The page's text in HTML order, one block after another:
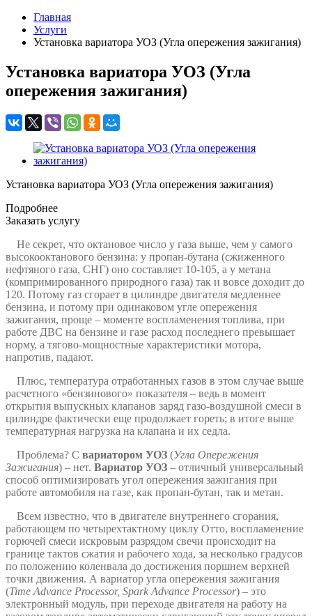
Главная
Услуги
Установка вариатора УОЗ (Угла опережения зажигания)
Установка вариатора УОЗ (Угла
опережения зажигания)
Установка вариатора УОЗ (Угла опережения зажигания)
Подробнее
Заказать услугу
Не секрет, что октановое число у газа выше, чем у самого
высокооктанового бензина: у пропан-бутана (сжиженного
нефтяного газа, СНГ) оно составляет 10-105, а у метана
(компримированного природного газа) так и вовсе доходит до
120. Потому газ сгорает в цилиндре двигателя медленнее
бензина, и потому при одинаковом угле опережения
зажигания, проще – моменте воспламенения топлива, при
работе ДВС на бензине и газе расход последнего превышает
норму, а тягово-мощностные характеристики мотора,
напротив, падают.
Плюс, температура отработанных газов в этом случае выше
расчетного «бензинового» показателя – ведь в момент
открытия выпускных клапанов заряд газо-воздушной смеси в
цилиндре фактически еще продолжает гореть; в итоге выше
температурная нагрузка на клапана и их седла.
Проблема? С вариатором УОЗ (Угла Опережения
Зажигания) – нет. Вариатор УОЗ – отличный универсальный
способ оптимизировать угол опережения зажигания при
работе автомобиля на газе, как пропан-бутан, так и метан.
Всем известно, что в двигателе внутреннего сгорания,
работающем по четырехтактному циклу Отто, воспламенение
горючей смеси искровым разрядом свечи происходит на
границе тактов сжатия и рабочего хода, за несколько градусов
по положению коленвала до достижения поршнем верхней
точки движения. А вариатор угла опережения зажигания
(Time Advance Processor, Spark Advance Processor) – это
электронный модуль, при переходе двигателя на работу на